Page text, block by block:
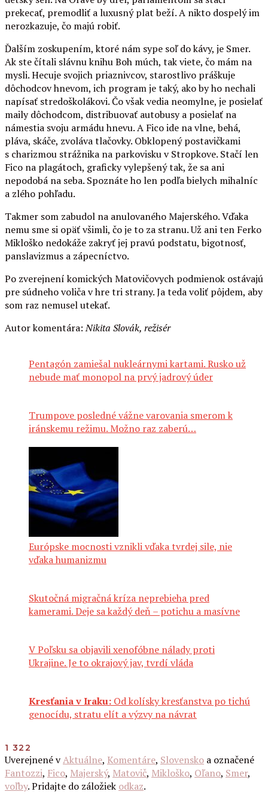
prekecať, premodliť a luxusný plat beží. A nikto dospelý im
nerozkazuje, čo majú robiť.
Ďalším zoskupením, ktoré nám sype soľ do kávy, je Smer.
Ak ste čítali slávnu knihu Boh múch, tak viete, čo mám na
mysli. Hecuje svojich priaznivcov, starostlivo práškuje
dôchodcov hnevom, ich program je taký, ako by ho nechali
napísať stredoškolákovi. Čo však vedia neomylne, je posielať
maily dôchodcom, distribuovať autobusy a posielať na
námestia svoju armádu hnevu. A Fico ide na vlne, behá,
pláva, skáče, zvoláva tlačovky. Obklopený postavičkami
s charizmou strážnika na parkovisku v Stropkove. Stačí len
Fico na plagátoch, graficky vylepšený tak, že sa ani
nepodobá na seba. Spoznáte ho len podľa bielych mihalníc
a zlého pohľadu.
Takmer som zabudol na anulovaného Majerského. Vďaka
nemu sme si opäť všimli, čo je to za stranu. Už ani ten Ferko
Mikloško nedokáže zakryť jej pravú podstatu, bigotnosť,
panslavizmus a zápecníctvo.
Po zverejnení komických Matovičovych podmienok ostávajú
pre súdneho voliča v hre tri strany. Ja teda voliť pôjdem, aby
som raz nemusel utekať.
Autor komentára:Nikita Slovák, režisér
Pentagón zamiešal nukleárnymi kartami. Rusko už
nebude mať monopol na prvý jadrový úder
Trumpove posledné vážne varovania smerom k
iránskemu režimu. Možno raz zaberú…
Európske mocnosti vznikli vďaka tvrdej sile, nie
vďaka humanizmu
Skutočná migračná kríza neprebieha pred
kamerami. Deje sa každý deň – potichu a masívne
V Poľsku sa objavili xenofóbne nálady proti
Ukrajine. Je to okrajový jav, tvrdí vláda
Kresťania v Iraku: Od kolísky kresťanstva po tichú
genocídu, stratu elít a výzvy na návrat
1 322
Uverejnené vAktuálne, Komentáre, Slovensko a označené
Fantozzi, Fico, Majerský, Matovič, Mikloško, Oľano, Smer,
voľby. Pridajte do záložiek odkaz.